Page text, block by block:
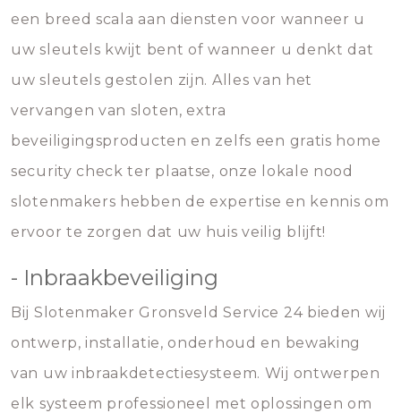
een breed scala aan diensten voor wanneer u
uw sleutels kwijt bent of wanneer u denkt dat
uw sleutels gestolen zijn. Alles van het
vervangen van sloten, extra
beveiligingsproducten en zelfs een gratis home
security check ter plaatse, onze lokale nood
slotenmakers hebben de expertise en kennis om
ervoor te zorgen dat uw huis veilig blijft!
- Inbraakbeveiliging
Bij Slotenmaker Gronsveld Service 24 bieden wij
ontwerp, installatie, onderhoud en bewaking
van uw inbraakdetectiesysteem. Wij ontwerpen
elk systeem professioneel met oplossingen om